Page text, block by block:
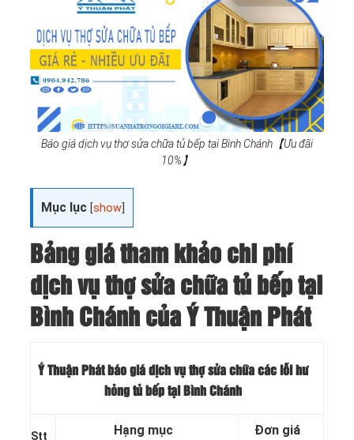
Báo giá dịch vụ thợ sửa chữa tủ bếp tại Bình Chánh【Ưu đãi
10%】
Mục lục [show
Bảng giá tham khảo chi phí
dịch vụ thợ sửa chữa tủ bếp tại
Bình Chánh của Ý Thuận Phát
Ý Thuận Phát báo giá dịch vụ thợ sửa chữa các lỗi hư
hỏng tủ bếp tại Bình Chánh
Stt Hạng mục Đơn giá